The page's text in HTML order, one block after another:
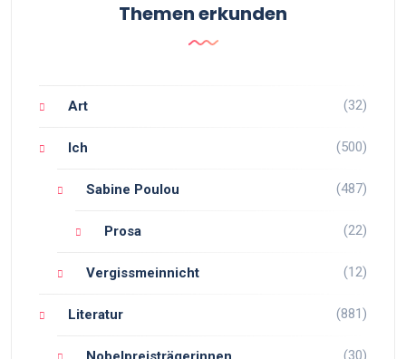
Themen erkunden
Art (32)
Ich (500)
Sabine Poulou (487)
Prosa (22)
Vergissmeinnicht (12)
Literatur (881)
(30)